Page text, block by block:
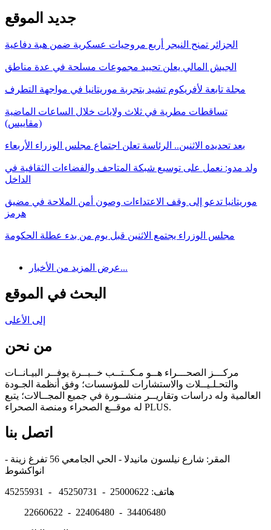
جديد الموقع
الجزائر تمنح النيجر أربع مروحيات عسكرية ضمن هبة دفاعية
الجيش المالي يعلن تحييد مجموعات مسلحة في عدة مناطق
مجلة تابعة لأفريكوم تشيد بتجربة موريتانيا في مواجهة التطرف
تساقطات مطرية في ثلاث ولايات خلال الساعات الماضية
(مقاييس)
بعد تحديده الاثنين.. الرئاسة تعلن اجتماع مجلس الوزراء الأربعاء
ولد مدو: نعمل على توسيع شبكة المتاحف والفضاءات الثقافية في
الداخل
موريتانيا تدعو إلى وقف الاعتداءات وصون أمن الملاحة في مضيق
هرمز
مجلس الوزراء يجتمع الاثنين قبل يوم من بدء عطلة الحكومة
عرض المزيد من الأخبار...
البحث في الموقع
إلى الأعلى
من نحن
مركـــز الصحـــراء هــو مـكــتــب خــبــرة يوفــر البيـانــات
والتحـلـيــلات والاستشارات للمؤسسات؛ وفق أنظمة الجـودة
العالمية وله دراسات وتقاريــر منشــورة في جميع المجــالات؛ يتبع
له موقــع الصحراء ومنصة الصحراء PLUS.
اتصل بنا
المقر: شارع نيلسون مانيدلا - الحي الجامعي 56 تفرغ زينة -
هاتف: 25000622 - 45250731 - 45255931
22660622 - 22406480 - 34406480